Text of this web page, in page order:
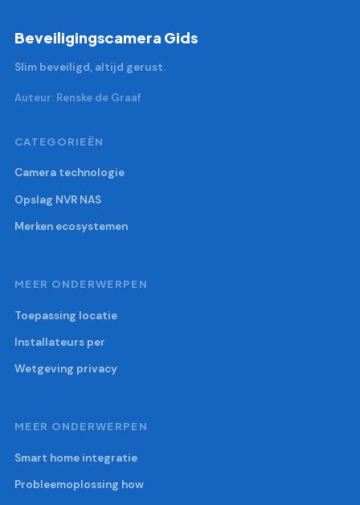
Beveiligingscamera Gids
Slim beveiligd, altijd gerust.
Auteur: Renske de Graaf
CATEGORIEËN
Camera technologie
Opslag NVR NAS
Merken ecosystemen
MEER ONDERWERPEN
Toepassing locatie
Installateurs per
Wetgeving privacy
MEER ONDERWERPEN
Smart home integratie
Probleemoplossing how